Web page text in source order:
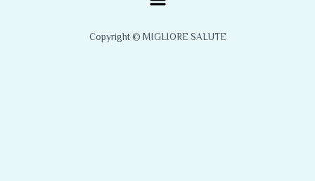
Copyright © MIGLIORE SALUTE